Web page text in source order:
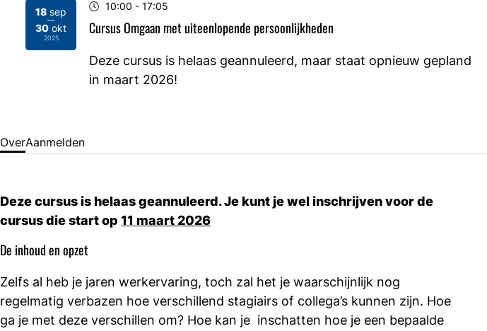
18 sep
2025
30 okt
2025
10:00 - 17:05
Cursus Omgaan met uiteenlopende persoonlijkheden
Deze cursus is helaas geannuleerd, maar staat opnieuw gepland
in maart 2026!
OverAanmelden
Deze cursus is helaas geannuleerd. Je kunt je wel inschrijven voor de
cursus die start op 11 maart 2026
De inhoud en opzet
Zelfs al heb je jaren werkervaring, toch zal het je waarschijnlijk nog
regelmatig verbazen hoe verschillend stagiairs of collega’s kunnen zijn. Hoe
ga je met deze verschillen om? Hoe kan je inschatten hoe je een bepaalde